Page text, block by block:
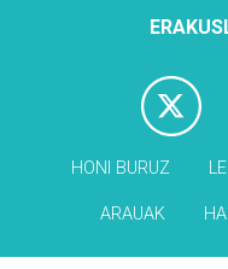
HONI BURUZ
ARAUAK